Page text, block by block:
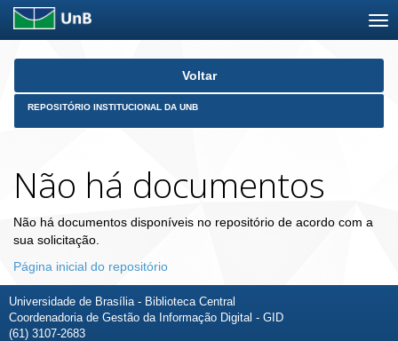
Skip
Voltar
REPOSITÓRIO INSTITUCIONAL DA UNB
Não há documentos
Não há documentos disponíveis no repositório de acordo com a
sua solicitação.
Página inicial do repositório
Universidade de Brasília - Biblioteca Central
Coordenadoria de Gestão da Informação Digital - GID
(61) 3107-2683